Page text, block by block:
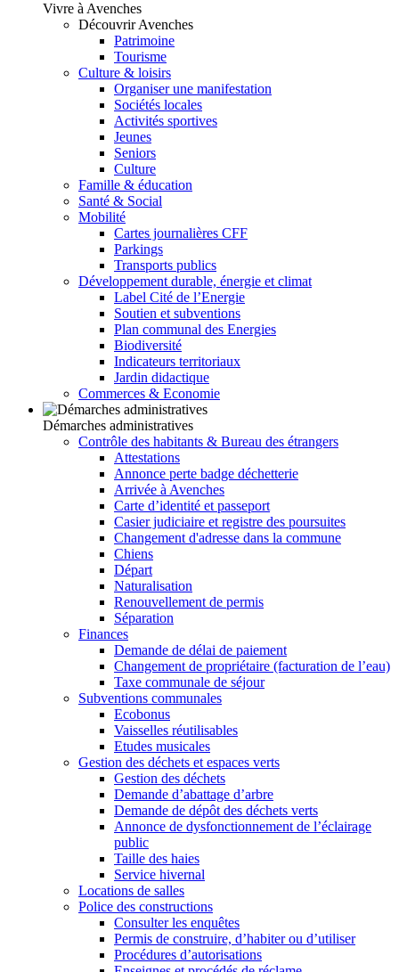
Vivre à Avenches
Découvrir Avenches
Patrimoine
Tourisme
Culture & loisirs
Organiser une manifestation
Sociétés locales
Activités sportives
Jeunes
Seniors
Culture
Famille & éducation
Santé & Social
Mobilité
Cartes journalières CFF
Parkings
Transports publics
Développement durable, énergie et climat
Label Cité de l’Energie
Soutien et subventions
Plan communal des Energies
Biodiversité
Indicateurs territoriaux
Jardin didactique
Commerces & Economie
Démarches administratives
Contrôle des habitants & Bureau des étrangers
Attestations
Annonce perte badge déchetterie
Arrivée à Avenches
Carte d’identité et passeport
Casier judiciaire et registre des poursuites
Changement d'adresse dans la commune
Chiens
Départ
Naturalisation
Renouvellement de permis
Séparation
Finances
Demande de délai de paiement
Changement de propriétaire (facturation de l’eau)
Taxe communale de séjour
Subventions communales
Ecobonus
Vaisselles réutilisables
Etudes musicales
Gestion des déchets et espaces verts
Gestion des déchets
Demande d’abattage d’arbre
Demande de dépôt des déchets verts
Annonce de dysfonctionnement de l’éclairage
public
Taille des haies
Service hivernal
Locations de salles
Police des constructions
Consulter les enquêtes
Permis de construire, d’habiter ou d’utiliser
Procédures d’autorisations